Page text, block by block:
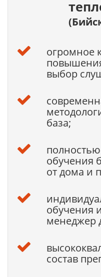
огромное
выбор
база;
обучения
от дома и
обучения
менеджер
состав